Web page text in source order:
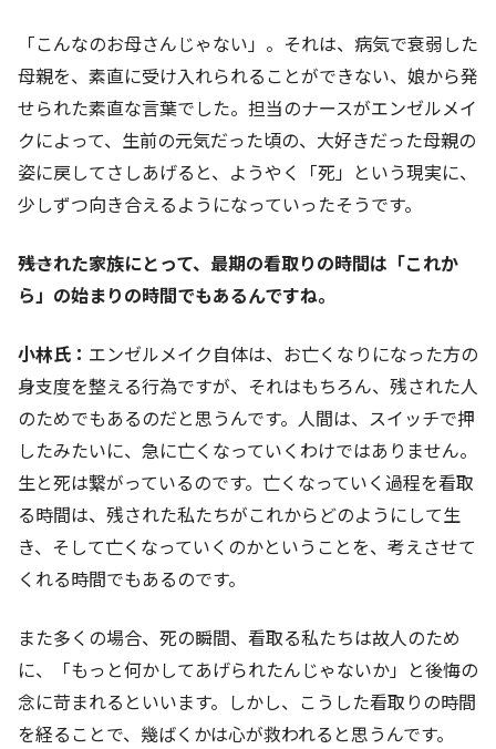
「こんなのお母さんじゃない」。それは、病気で衰弱した
母親を、素直に受け入れられることができない、娘から発
せられた素直な言葉でした。担当のナースがエンゼルメイ
クによって、生前の元気だった頃の、大好きだった母親の
姿に戻してさしあげると、ようやく「死」という現実に、
少しずつ向き合えるようになっていったそうです。
――残された家族にとって、最期の看取りの時間は「これか
ら」の始まりの時間でもあるんですね。
小林氏： エンゼルメイク自体は、お亡くなりになった方の
身支度を整える行為ですが、それはもちろん、残された人
のためでもあるのだと思うんです。人間は、スイッチで押
したみたいに、急に亡くなっていくわけではありません。
生と死は繋がっているのです。亡くなっていく過程を看取
る時間は、残された私たちがこれからどのようにして生
き、そして亡くなっていくのかということを、考えさせて
くれる時間でもあるのです。
また多くの場合、死の瞬間、看取る私たちは故人のため
に、「もっと何かしてあげられたんじゃないか」と後悔の
念に苛まれるといいます。しかし、こうした看取りの時間
を経ることで、幾ばくかは心が救われると思うんです。